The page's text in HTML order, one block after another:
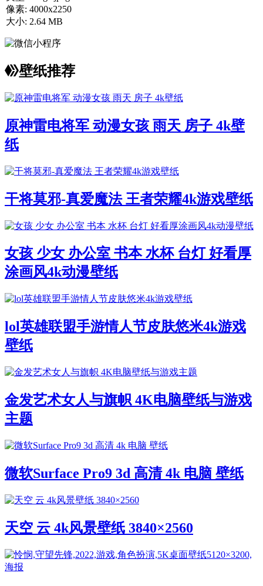
像素: 4000x2250
大小: 2.64 MB
壁纸推荐
原神雷电将军 动漫女孩 雨天 房子 4k壁
纸
干将莫邪-真爱魔法 王者荣耀4k游戏壁纸
女孩 少女 办公室 书本 水杯 台灯 好看厚
涂画风4k动漫壁纸
lol英雄联盟手游情人节皮肤悠米4k游戏
壁纸
金发艺术女人与旗帜 4K电脑壁纸与游戏
主题
微软Surface Pro9 3d 高清 4k 电脑 壁纸
天空 云 4k风景壁纸 3840×2560